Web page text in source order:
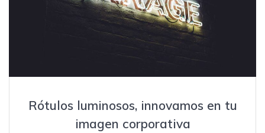
Rótulos luminosos, innovamos en tu
imagen corporativa